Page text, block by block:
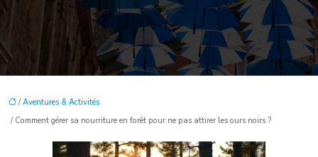
/Aventures & Activités
/ Comment gérer sa nourriture en forêt pour ne pas attirer les ours noirs ?